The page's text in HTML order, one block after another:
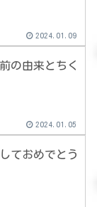
2024.01.09
の由来とちく
2024.01.05
ておめでとう